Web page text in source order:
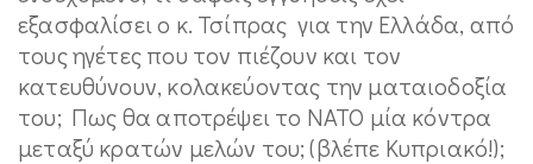
εξασφαλίσει ο κ. Τσίπρας για την Ελλάδα, από
τους ηγέτες που τον πιέζουν και τον
κατευθύνουν, κολακεύοντας την ματαιοδοξία
του; Πως θα αποτρέψει το ΝΑΤΟ μία κόντρα
μεταξύ κρατών μελών του; (βλέπε Κυπριακό!);